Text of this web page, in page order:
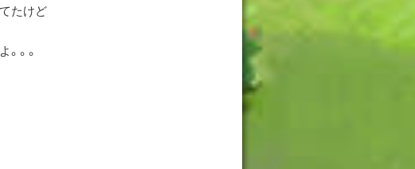
たけど
。。